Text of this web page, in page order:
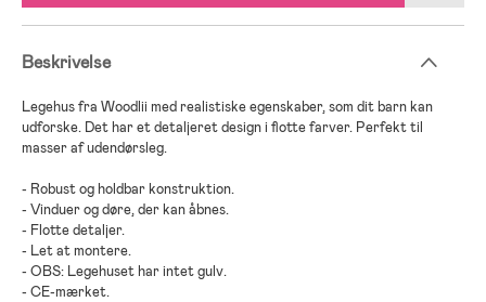
Beskrivelse
Legehus fra Woodlii med realistiske egenskaber, som dit barn kan
udforske. Det har et detaljeret design i flotte farver. Perfekt til
masser af udendørsleg.
- Robust og holdbar konstruktion.
- Vinduer og døre, der kan åbnes.
- Flotte detaljer.
- Let at montere.
- OBS: Legehuset har intet gulv.
- CE-mærket.